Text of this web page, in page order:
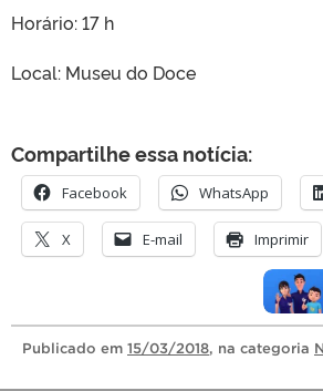
Horário: 17 h
Local: Museu do Doce
Compartilhe essa notícia:
Facebook WhatsApp
X E-mail Imprimir
Publicado em 15/03/2018, na categoria